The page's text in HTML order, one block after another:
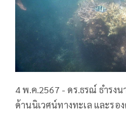
4 พ.ค.2567 - ดร.ธรณ์ ธำรง
ด้านนิเวศน์ทางทะเล และร